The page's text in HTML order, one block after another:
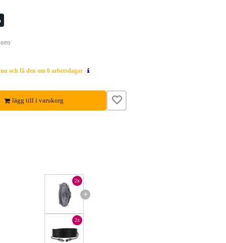
och få den om 6 arbetsdagar
lägg till i varukorg
+
2x
2x